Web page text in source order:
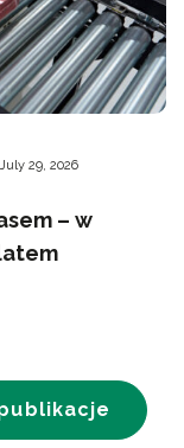
29, 2026
– w